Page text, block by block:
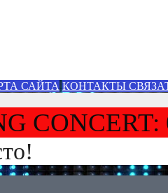
САЙТА КОНТАКТЫ